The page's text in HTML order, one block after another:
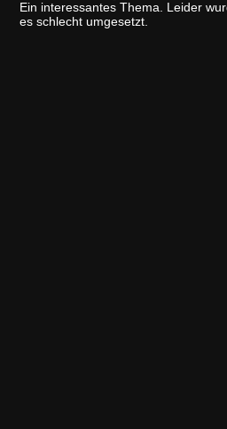
Ein interessantes Thema. Leider
es schlecht umgesetzt.